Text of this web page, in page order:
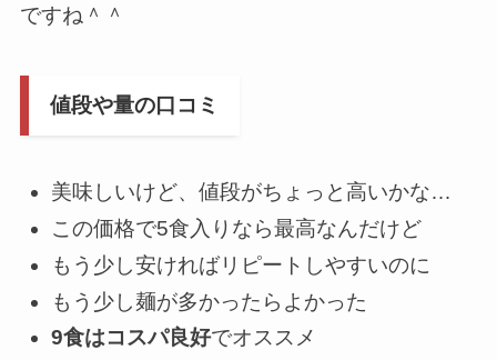
ですね＾＾
値段や量の口コミ
美味しいけど、値段がちょっと高いかな…
この価格で5食入りなら最高なんだけど
もう少し安ければリピートしやすいのに
もう少し麺が多かったらよかった
9食はコスパ良好でオススメ